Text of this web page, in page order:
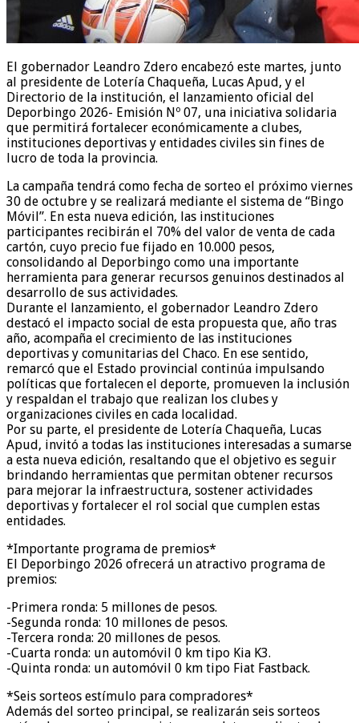
El gobernador Leandro Zdero encabezó este martes, junto
al presidente de Lotería Chaqueña, Lucas Apud, y el
Directorio de la institución, el lanzamiento oficial del
Deporbingo 2026- Emisión Nº 07, una iniciativa solidaria
que permitirá fortalecer económicamente a clubes,
instituciones deportivas y entidades civiles sin fines de
lucro de toda la provincia.
La campaña tendrá como fecha de sorteo el próximo viernes
30 de octubre y se realizará mediante el sistema de “Bingo
Móvil”. En esta nueva edición, las instituciones
participantes recibirán el 70% del valor de venta de cada
cartón, cuyo precio fue fijado en 10.000 pesos,
consolidando al Deporbingo como una importante
herramienta para generar recursos genuinos destinados al
desarrollo de sus actividades.
Durante el lanzamiento, el gobernador Leandro Zdero
destacó el impacto social de esta propuesta que, año tras
año, acompaña el crecimiento de las instituciones
deportivas y comunitarias del Chaco. En ese sentido,
remarcó que el Estado provincial continúa impulsando
políticas que fortalecen el deporte, promueven la inclusión
y respaldan el trabajo que realizan los clubes y
organizaciones civiles en cada localidad.
Por su parte, el presidente de Lotería Chaqueña, Lucas
Apud, invitó a todas las instituciones interesadas a sumarse
a esta nueva edición, resaltando que el objetivo es seguir
brindando herramientas que permitan obtener recursos
para mejorar la infraestructura, sostener actividades
deportivas y fortalecer el rol social que cumplen estas
entidades.
*Importante programa de premios*
El Deporbingo 2026 ofrecerá un atractivo programa de
premios:
-Primera ronda: 5 millones de pesos.
-Segunda ronda: 10 millones de pesos.
-Tercera ronda: 20 millones de pesos.
-Cuarta ronda: un automóvil 0 km tipo Kia K3.
-Quinta ronda: un automóvil 0 km tipo Fiat Fastback.
*Seis sorteos estímulo para compradores*
Además del sorteo principal, se realizarán seis sorteos